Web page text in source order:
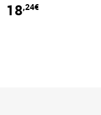
au panier
18,24€